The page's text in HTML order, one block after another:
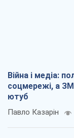
Війна і медіа:
соцмережі, а
ютуб
Павло Казарін